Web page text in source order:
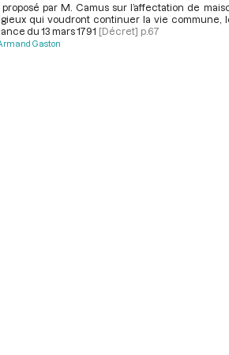
par M. Camus sur l’affectation de
qui voudront continuer la vie commune,
du 13 mars 1791 [Décret] p.67
Gaston